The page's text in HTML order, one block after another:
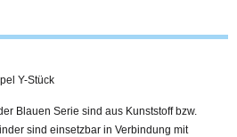
Y-Stück
Blauen Serie sind aus Kunststoff bzw.
sind einsetzbar in Verbindung mit